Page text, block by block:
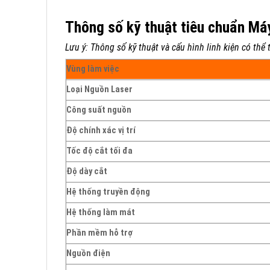
Thông số kỹ thuật tiêu chuẩn
Lưu ý: Thông số kỹ thuật và cấu hình linh kiện có
Vùng làm việc
Loại Nguồn Laser
Công suất nguồn
Độ chính xác vị trí
Tốc độ cắt tối đa
Độ dày cắt
Hệ thống truyền động
Hệ thống làm mát
Phần mềm hỗ trợ
Nguồn điện